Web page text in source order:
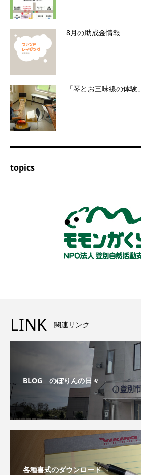
8月の助成金情報
「琴とお三味線の体験」
topics
LINK 関連リンク
BLOG のぼりんの日々
各種書式のダウンロード